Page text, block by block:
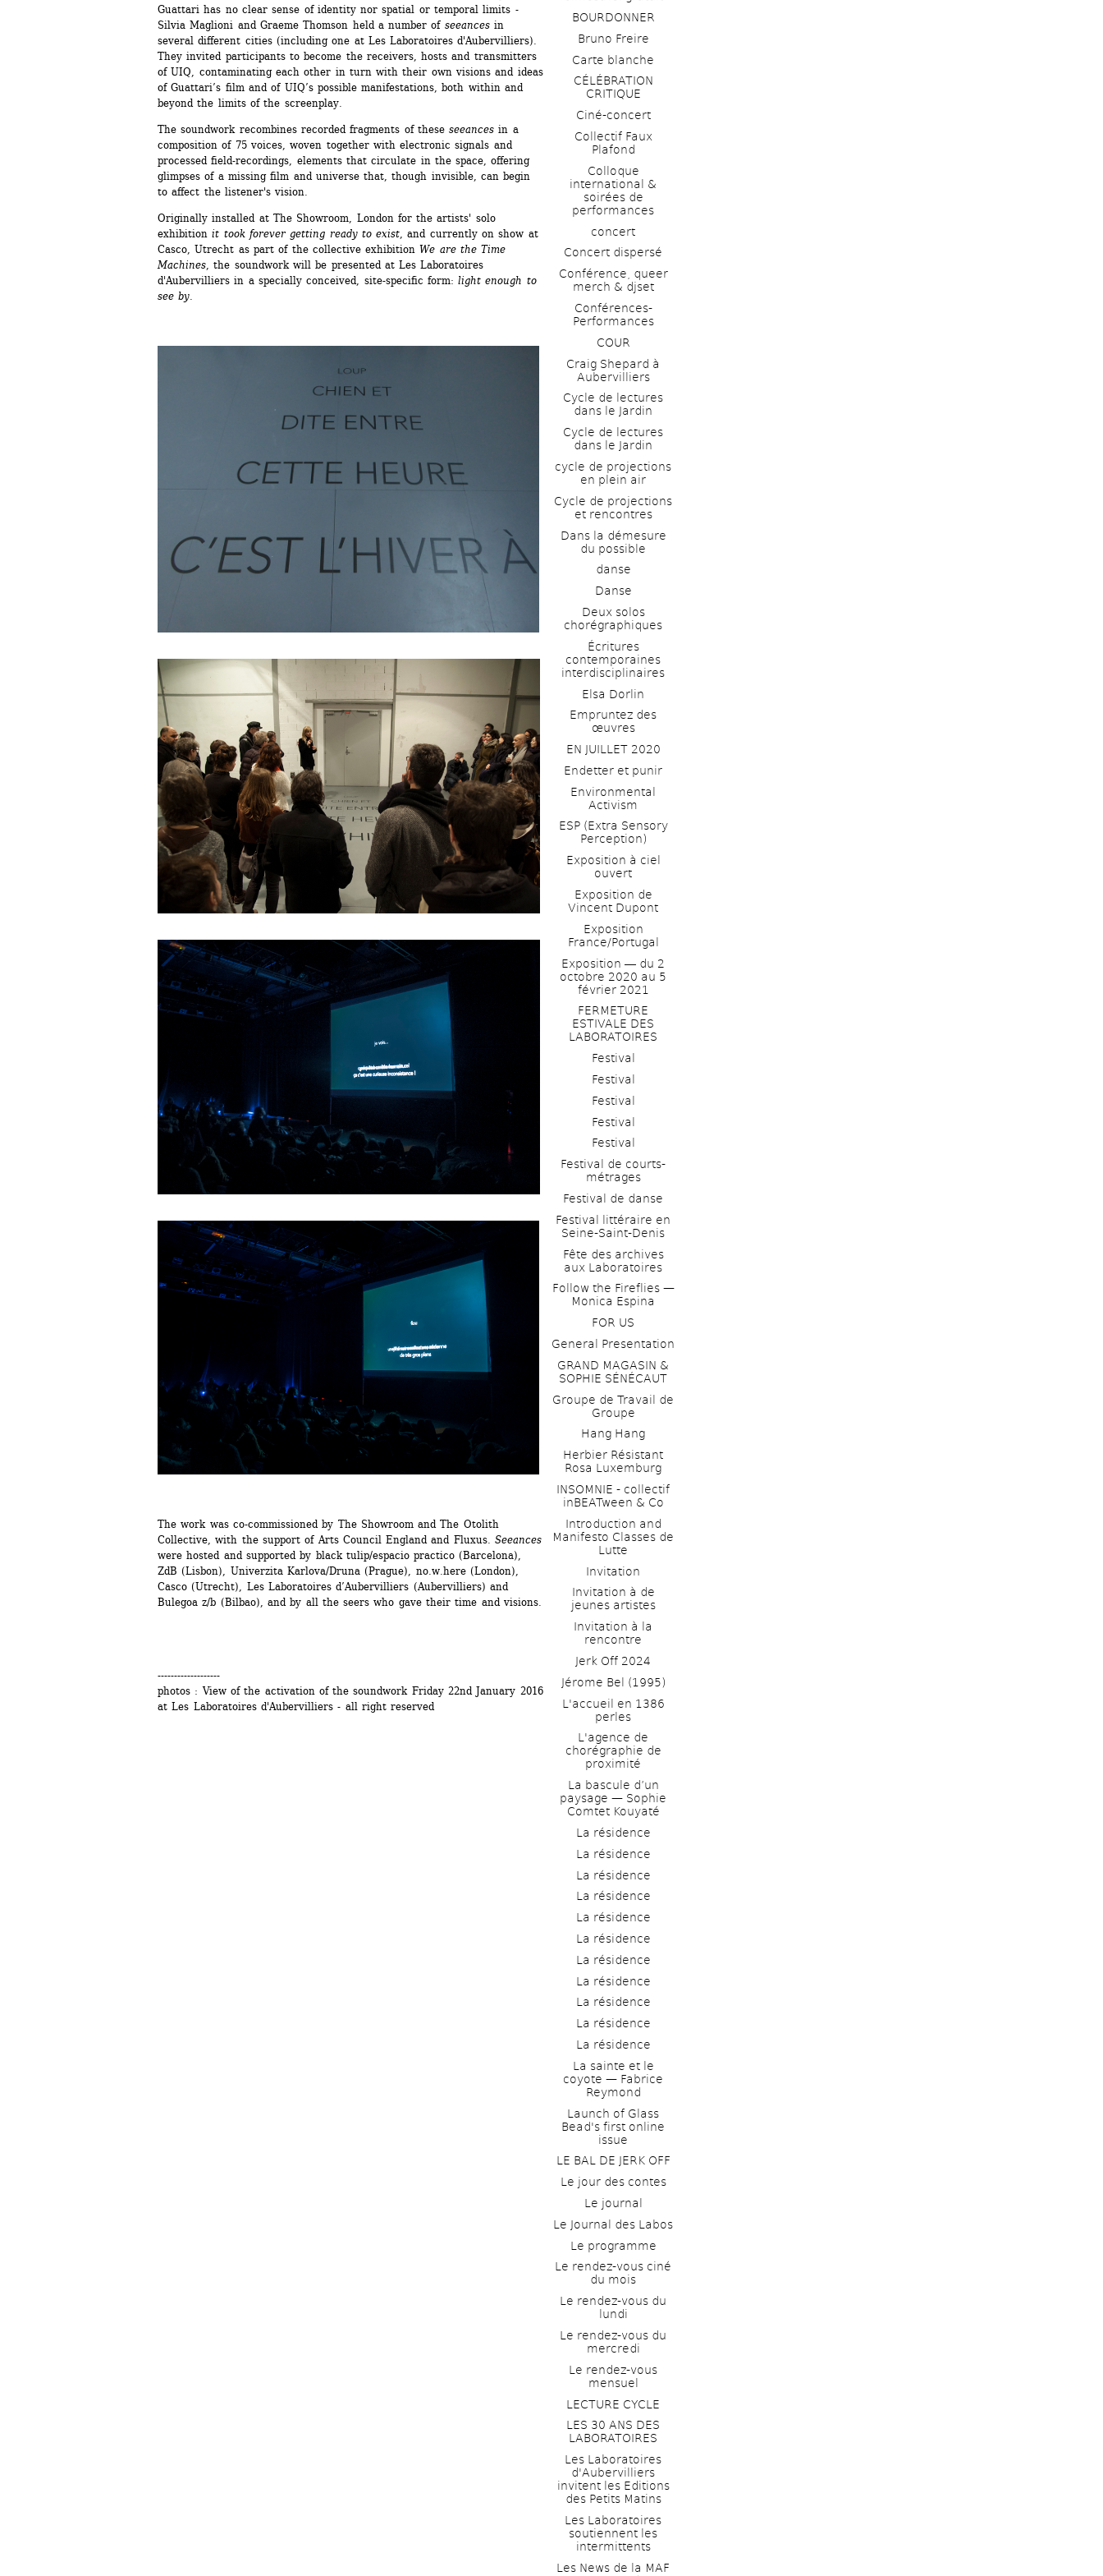
Guattari has no clear sense of identity nor spatial or temporal limits -
Silvia Maglioni and Graeme Thomson held a number of seeancesin
several different cities (including one at Les Laboratoires d'Aubervilliers).
They invited participants to become the receivers, hosts and transmitters
of UIQ, contaminating each other in turn with their own visions and ideas
of Guattari’s film and of UIQ’s possible manifestations, both within and
beyond the limits of the screenplay.
The soundwork recombines recorded fragments of these seeances in a
composition of 75 voices, woven together with electronic signals and
processed field-recordings, elements that circulate in the space, offering
glimpses of a missing film and universe that, though invisible, can begin
to affect the listener's vision.
Originally installed at The Showroom, London for the artists' solo
exhibition it took forever getting ready to exist, and currently on show at
Casco, Utrecht as part of the collective exhibition We are the Time
Machines, the soundwork will be presented at Les Laboratoires
d'Aubervilliers in a specially conceived, site-specific form: light enough to
see by.
The work was co-commissioned by The Showroom and The Otolith
Collective, with the support of Arts Council England and Fluxus. Seeances
were hosted and supported by black tulip/espacio practico (Barcelona),
ZdB (Lisbon), Univerzita Karlova/Druna (Prague), no.w.here (London),
Casco (Utrecht), Les Laboratoires d’Aubervilliers (Aubervilliers) and
Bulegoa z/b (Bilbao), and by all the seers who gave their time and visions.
-------------------
photos : View of the activation of the soundwork Friday 22nd January 2016
at Les Laboratoires d'Aubervilliers - all right reserved
BOURDONNER
Bruno Freire
Carte blanche
CÉLÉBRATION
CRITIQUE
Ciné-concert
Collectif Faux
Plafond
Colloque
international &
soirées de
performances
concert
Concert dispersé
Conférence, queer
merch & djset
Conférences-
Performances
COUR
Craig Shepard à
Aubervilliers
Cycle de lectures
dans le Jardin
Cycle de lectures
dans le Jardin
cycle de projections
en plein air
Cycle de projections
et rencontres
Dans la démesure
du possible
danse
Danse
Deux solos
chorégraphiques
Écritures
contemporaines
interdisciplinaires
Elsa Dorlin
Empruntez des
œuvres
EN JUILLET 2020
Endetter et punir
Environmental
Activism
ESP (Extra Sensory
Perception)
Exposition à ciel
ouvert
Exposition de
Vincent Dupont
Exposition
France/Portugal
Exposition ― du 2
octobre 2020 au 5
février 2021
FERMETURE
ESTIVALE DES
LABORATOIRES
Festival
Festival
Festival
Festival
Festival
Festival de courts-
métrages
Festival de danse
Festival littéraire en
Seine-Saint-Denis
Fête des archives
aux Laboratoires
Follow the Fireflies —
Monica Espina
FOR US
General Presentation
GRAND MAGASIN &
SOPHIE SÉNÉCAUT
Groupe de Travail de
Groupe
Hang Hang
Herbier Résistant
Rosa Luxemburg
INSOMNIE - collectif
inBEATween & Co
Introduction and
Manifesto Classes de
Lutte
Invitation
Invitation à de
jeunes artistes
Invitation à la
rencontre
Jerk Off 2024
Jérome Bel (1995)
L'accueil en 1386
perles
L'agence de
chorégraphie de
proximité
La bascule d’un
paysage — Sophie
Comtet Kouyaté
La résidence
La résidence
La résidence
La résidence
La résidence
La résidence
La résidence
La résidence
La résidence
La résidence
La résidence
La sainte et le
coyote — Fabrice
Reymond
Launch of Glass
Bead's first online
issue
LE BAL DE JERK OFF
Le jour des contes
Le journal
Le Journal des Labos
Le programme
Le rendez-vous ciné
du mois
Le rendez-vous du
lundi
Le rendez-vous du
mercredi
Le rendez-vous
mensuel
LECTURE CYCLE
LES 30 ANS DES
LABORATOIRES
Les Laboratoires
d'Aubervilliers
invitent les Editions
des Petits Matins
Les Laboratoires
soutiennent les
intermittents
Les News de la MAF